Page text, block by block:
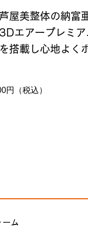
屋美整体の納富
エアープレミ
搭載し心地よく
円（税込）
ーム